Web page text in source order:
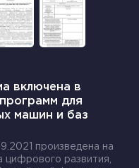
включена в
для
машин и баз
произведена на
цифрового развития,